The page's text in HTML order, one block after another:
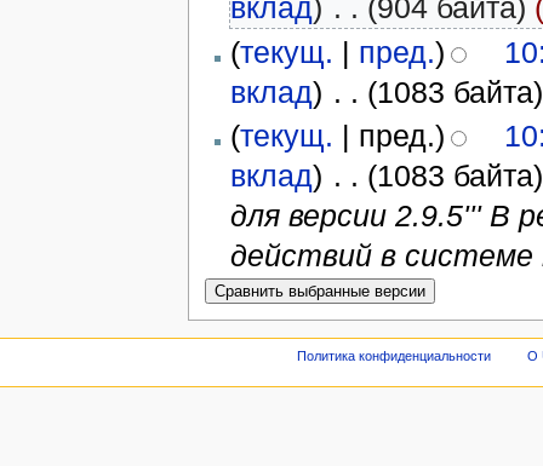
вклад) . . (904 байта)
(текущ. | пред.)
вклад) . . (1083 байта)
(текущ. | пред.)
вклад) . . (1083 байта)
для версии 2.9.5''' В
действий в
Политика конфиденциальности О